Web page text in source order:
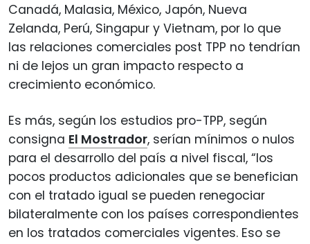
Canadá, Malasia, México, Japón, Nueva
Zelanda, Perú, Singapur y Vietnam, por lo que
las relaciones comerciales post TPP no tendrían
ni de lejos un gran impacto respecto a
crecimiento económico.
Es más, según los estudios pro-TPP, según
consigna El Mostrador, serían mínimos o nulos
para el desarrollo del país a nivel fiscal, “los
pocos productos adicionales que se benefician
con el tratado igual se pueden renegociar
bilateralmente con los países correspondientes
en los tratados comerciales vigentes. Eso se